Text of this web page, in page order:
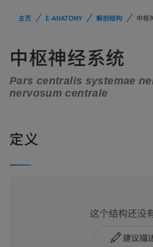
主页 E-ANATOMY 解剖结构 中枢
中枢神经系统
Pars centralis systemae
nervosum centrale
定义
这个结构还没
建议描